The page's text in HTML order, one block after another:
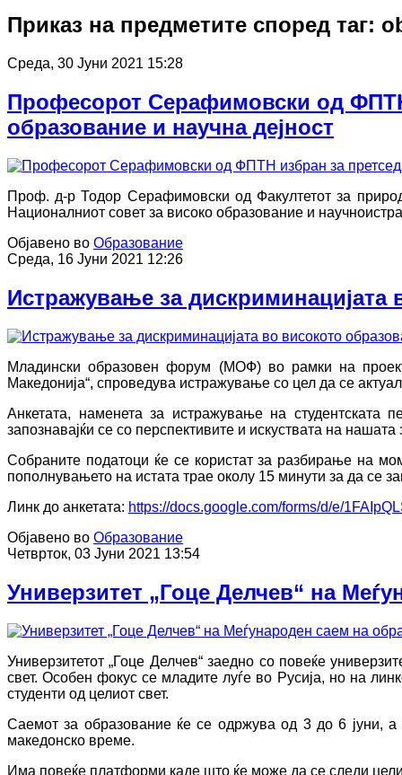
Приказ на предметите според таг:
Среда, 30 Јуни 2021 15:28
Професорот Серафимовски од
образование и научна дејност
Проф. д-р Тодор Серафимовски од Факултетот за
Националниот совет за високо образование и
Објавено во Образование
Среда, 16 Јуни 2021 12:26
Истражување за дискриминацијата
Младински образовен форум (МОФ) во рамки на
Македонија“, спроведува истражување со цел да се
Анкетата, наменета за истражување на студентската
запознавајќи се со перспективите и искуствата на
Собраните податоци ќе се користат за разбирање на
пополнувањето на истата трае околу 15 минути за да се
Линк до анкетата: https://docs.google.com/forms/d/e/
Објавено во Образование
Четврток, 03 Јуни 2021 13:54
Универзитет „Гоце Делчев“ на
Универзитетот „Гоце Делчев“ заедно со повеќе
свет. Особен фокус се младите луѓе во Русија, но на
студенти од целиот свет.
Саемот за образование ќе се одржува од 3 до 6 јуни, а
македонско време.
Има повеќе платформи каде што ќе може да се следи